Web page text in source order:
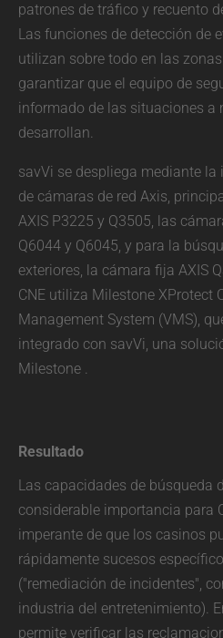
patrones de tráfico y recuento
Las funciones de detección de
utilizan sobre todo en las
garantizar que el equipo de
informado de las situaciones a
desarrollan.
savVi se despliega mediante
de cámaras de red Axis,
AXIS P3225 y Q3505, las
Q6044 y Q6045, y para la
exteriores, la cámara fija AXIS
CNE utiliza Milestone XProtect
Management System (VMS),
integrado con savVi, una
Milestone .
Resultado
Las capacidades de búsqueda
considerable importancia para
imperante de que los casinos
rápidamente sucesos
("remediación de incidentes",
industria del entretenimiento).
permite verificar las